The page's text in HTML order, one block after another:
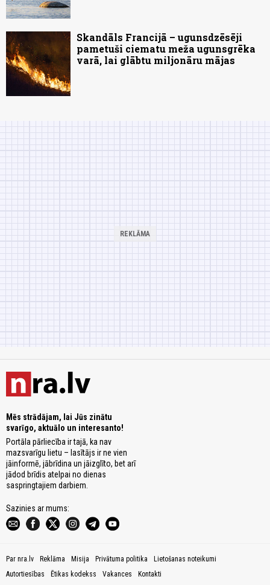
Skandāls Francijā – ugunsdzēsēji
pametuši ciematu meža ugunsgrēka
varā, lai glābtu miljonāru mājas
Mēs strādājam, lai Jūs zinātu
svarīgo, aktuālo un interesanto!
Portāla pārliecība ir tajā, ka nav
mazsvarīgu lietu – lasītājs ir ne vien
jāinformē, jābrīdina un jāizglīto, bet arī
jādod brīdis atelpai no dienas
saspringtajiem darbiem.
Sazinies ar mums:
Par nra.lv Reklāma Misija Privātuma politika
Lietošanas noteikumi
Autortiesības
Ētikas kodekss Vakances Kontakti